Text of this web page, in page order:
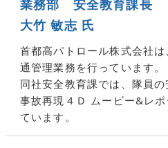
業務部 安全教育課長
大竹 敏志 氏
首都高パトロール株式会社
通管理業務を行っています。
同社安全教育課では、隊員
事故再現４Ｄ ムービー&レ
ています。